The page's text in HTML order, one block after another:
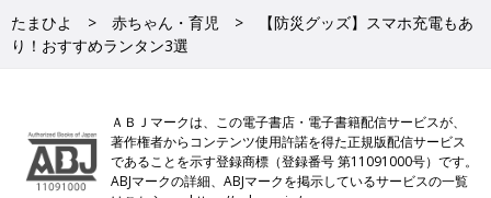
たまひよ 赤ちゃん・育児
【防災グッズ】スマホ充電もあ
り！おすすめランタン3選
ＡＢＪマークは、この電子書店・電子書籍配信サービスが、
著作権者からコンテンツ使用許諾を得た正規版配信サービス
であることを示す登録商標（登録番号 第11091000号）です。
ABJマークの詳細、ABJマークを掲示しているサービスの一覧